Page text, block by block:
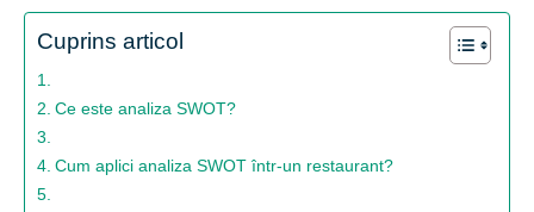
Cuprins articol
Ce este analiza SWOT?
Cum aplici analiza SWOT într-un restaurant?